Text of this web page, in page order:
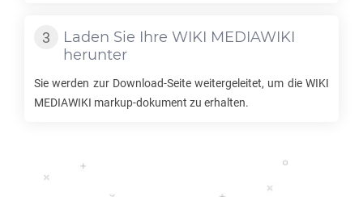
Laden Sie Ihre WIKI MEDIAWIKI
herunter
Sie werden zur Download-Seite weitergeleitet, um die WIKI
MEDIAWIKI markup-dokument zu erhalten.